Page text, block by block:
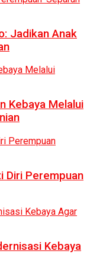
Jadikan Anak
Kebaya Melalui
Diri Perempuan
Kebaya